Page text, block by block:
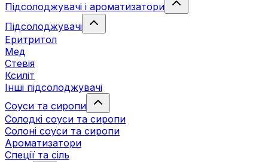
Підсолоджувачі і ароматизатори
Підсолоджувачі
Еритритол
Мед
Стевія
Ксиліт
Інші підсолоджувачі
Соуси та сиропи
Солодкі соуси та сиропи
Солоні соуси та сиропи
Ароматизатори
Спеції та сіль